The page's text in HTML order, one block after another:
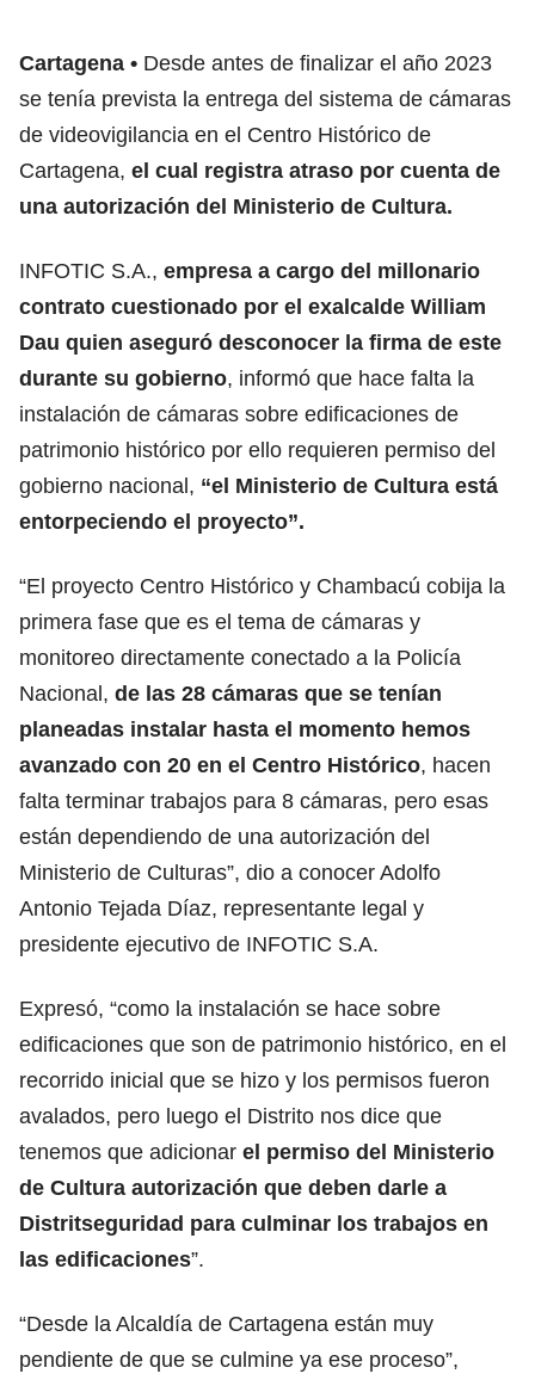
Cartagena
Desde antes de finalizar el año 2023
se tenía prevista la entrega del sistema de cámaras
de videovigilancia en el Centro Histórico de
Cartagena, el cual registra atraso por cuenta de
una autorización del Ministerio de Cultura.
INFOTIC S.A., empresa a cargo del millonario
contrato cuestionado por el exalcalde William
Dau quien aseguró desconocer la firma de este
durante su gobierno, informó que hace falta la
instalación de cámaras sobre edificaciones de
patrimonio histórico por ello requieren permiso del
gobierno nacional, “el Ministerio de Cultura está
entorpeciendo el proyecto”.
“El proyecto Centro Histórico y Chambacú cobija la
primera fase que es el tema de cámaras y
monitoreo directamente conectado a la Policía
Nacional, de las 28 cámaras que se tenían
planeadas instalar hasta el momento hemos
avanzado con 20 en el Centro Histórico, hacen
falta terminar trabajos para 8 cámaras, pero esas
están dependiendo de una autorización del
Ministerio de Culturas”, dio a conocer Adolfo
Antonio Tejada Díaz, representante legal y
presidente ejecutivo de INFOTIC S.A.
Expresó, “como la instalación se hace sobre
edificaciones que son de patrimonio histórico, en el
recorrido inicial que se hizo y los permisos fueron
avalados, pero luego el Distrito nos dice que
tenemos que adicionar el permiso del Ministerio
de Cultura autorización que deben darle a
Distritseguridad para culminar los trabajos en
las edificaciones”.
“Desde la Alcaldía de Cartagena están muy
pendiente de que se culmine ya ese proceso”,